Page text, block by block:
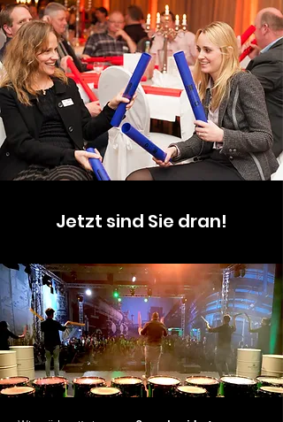
Jetzt sind Sie dran!